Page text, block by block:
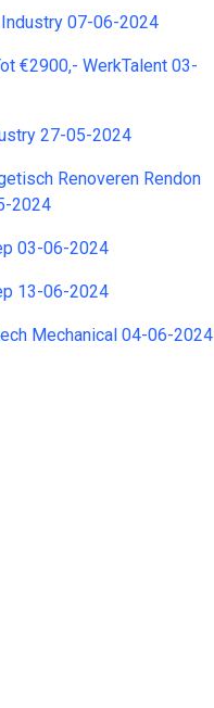
07-06-2024
€2900,- WerkTalent 03-
27-05-2024
Renoveren Rendon
2024
03-06-2024
13-06-2024
Mechanical 04-06-2024